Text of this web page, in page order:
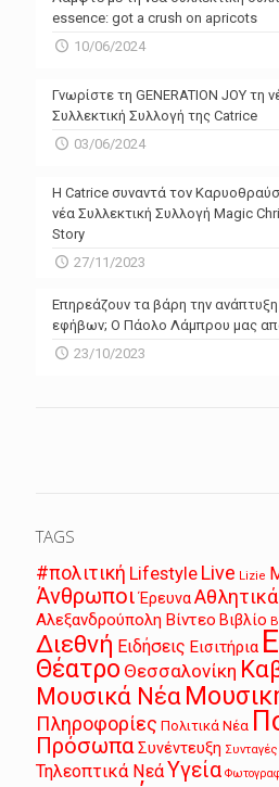
essence: got a crush on apricots
10/06/2024
Γνωρίστε τη GENERATION JOY τη
Συλλεκτική Συλλογή της Catrice
03/06/2024
Η Catrice συναντά τον
νέα Συλλεκτική Συλλογή Magic
Story
27/11/2023
Επηρεάζουν τα βάρη την
εφήβων; Ο Πάολο Λάμπρου μας
23/10/2023
TAGS
#πολιτική Lifestyle Live Lizie
Άνθρωποι ΈρευναΑθλητικά
Αλεξανδρούπολη Βίντεο Βιβλίο
Διεθνή Ειδήσεις Εισιτήρια
Θέατρο Θεσσαλονίκη
Μουσικά Νέα
Πληροφορίες Πολιτικά Νέα
ΠρόσωπαΣυνέντευξη Συνταγές
Τηλεοπτικά ΝεάΥγεία